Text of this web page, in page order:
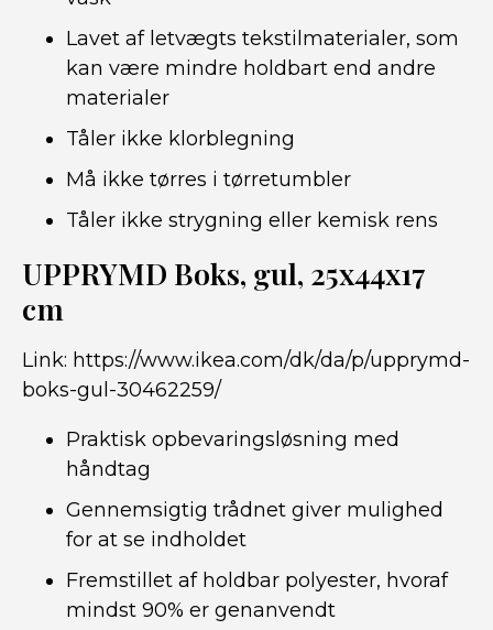
Lavet af letvægts tekstilmaterialer, som
kan være mindre holdbart end andre
materialer
Tåler ikke klorblegning
Må ikke tørres i tørretumbler
Tåler ikke strygning eller kemisk rens
UPPRYMD Boks, gul, 25x44x17
cm
Link: https://www.ikea.com/dk/da/p/upprymd-
boks-gul-30462259/
Praktisk opbevaringsløsning med
håndtag
Gennemsigtig trådnet giver mulighed
for at se indholdet
Fremstillet af holdbar polyester, hvoraf
mindst 90% er genanvendt